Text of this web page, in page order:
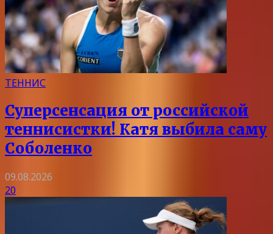
ТЕННИС
Суперсенсация от российской
теннисистки! Катя выбила саму
Соболенко
09.08.2026
20